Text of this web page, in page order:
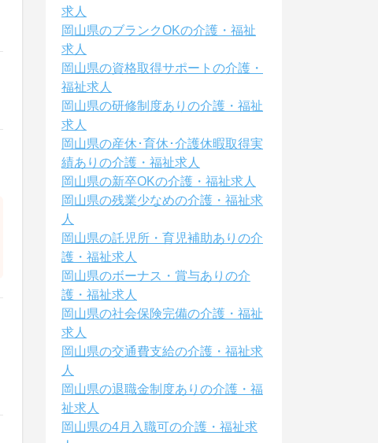
求人
岡山県のブランクOKの介護・福祉
求人
岡山県の資格取得サポートの介護・
福祉求人
岡山県の研修制度ありの介護・福祉
求人
岡山県の産休･育休･介護休暇取得実
績ありの介護・福祉求人
岡山県の新卒OKの介護・福祉求人
岡山県の残業少なめの介護・福祉求
人
岡山県の託児所・育児補助ありの介
護・福祉求人
岡山県のボーナス・賞与ありの介
護・福祉求人
岡山県の社会保険完備の介護・福祉
求人
岡山県の交通費支給の介護・福祉求
人
岡山県の退職金制度ありの介護・福
祉求人
岡山県の4月入職可の介護・福祉求